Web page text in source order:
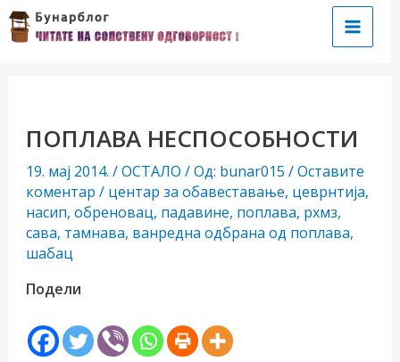
на
садржај
Main
ПОПЛАВА НЕСПОСОБНОСТИ
19. мај 2014. /ОСТАЛО / Од: bunar015 /Оставите
коментар / центар за обавеставање, цеврнтија,
насип, обреновац, падавине, поплава, рхмз,
сава, тамнава, ванредна одбрана од поплава,
шабац
Подели